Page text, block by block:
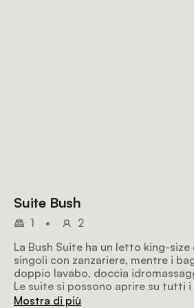
Suite Bush
1 •
2
La Bush Suite ha un letto king-
singoli con zanzariere, mentre i
doppio lavabo, doccia
Le suite si possono aprire su tutti
vista della savana attraverso una
Mostra di più